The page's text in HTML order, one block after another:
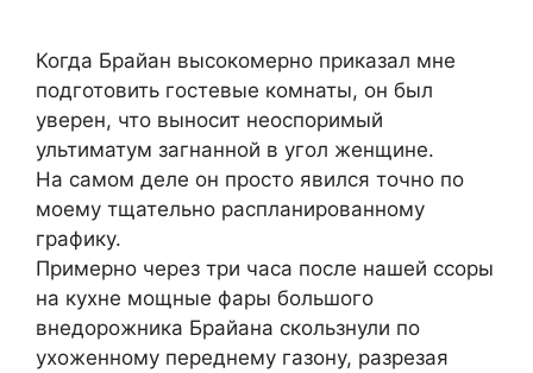
Когда Брайан высокомерно приказал мне
подготовить гостевые комнаты, он был
уверен, что выносит неоспоримый
ультиматум загнанной в угол женщине.
На самом деле он просто явился точно по
моему тщательно распланированному
графику.
Примерно через три часа после нашей ссоры
на кухне мощные фары большого
внедорожника Брайана скользнули по
ухоженному переднему газону, разрезая